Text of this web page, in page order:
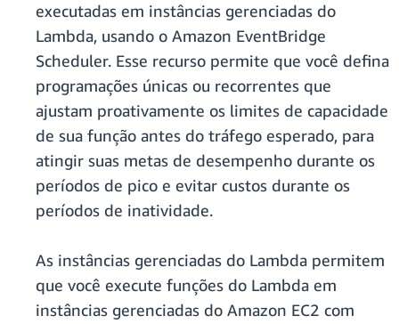
executadas em instâncias gerenciadas do
Lambda, usando o Amazon EventBridge
Scheduler. Esse recurso permite que você defina
programações únicas ou recorrentes que
ajustam proativamente os limites de capacidade
de sua função antes do tráfego esperado, para
atingir suas metas de desempenho durante os
períodos de pico e evitar custos durante os
períodos de inatividade.
As instâncias gerenciadas do Lambda permitem
que você execute funções do Lambda em
instâncias gerenciadas do Amazon EC2 com